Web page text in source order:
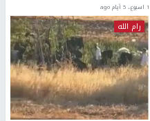
1 اسبوع.، 5 أيام ago
رام الله